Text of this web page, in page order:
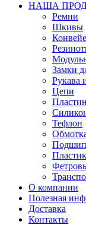
НАША
Ремни
Шкивы
Замки
Рукава
Цепи
Тефлон
О компании
Полезная
Доставка
Контакты